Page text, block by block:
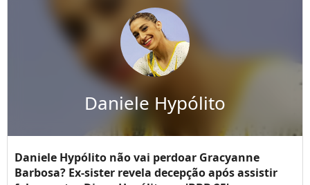
Daniele Hypólito
Daniele Hypólito não vai perdoar Gracyanne
Barbosa? Ex-sister revela decepção após assistir